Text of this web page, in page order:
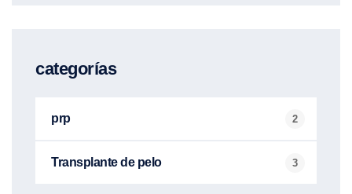
categorías
prp 2
Transplante de pelo 3